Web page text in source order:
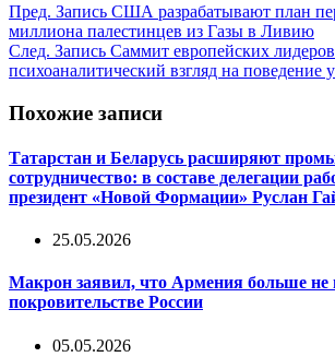
Пред. Запись США разрабатывают план
миллиона палестинцев из Газы в Ливию
След. Запись Саммит европейских
психоаналитический взгляд на поведение
Похожие записи
Татарстан и Беларусь расширяют
сотрудничество: в составе делегации
президент «Новой Формации» Руслан
25.05.2026
Макрон заявил, что Армения больше не
покровительстве России
05.05.2026